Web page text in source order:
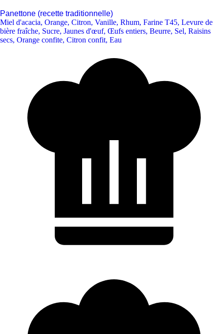
Panettone (recette traditionnelle)
Miel d'acacia, Orange, Citron, Vanille, Rhum, Farine T45, Levure de
bière fraîche, Sucre, Jaunes d'œuf, Œufs entiers, Beurre, Sel, Raisins
secs, Orange confite, Citron confit, Eau